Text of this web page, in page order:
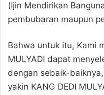
(Ijin Mendirikan
pembubaran maupun
Bahwa untuk itu, Kami
MULYADI dapat
dengan sebaik-
yakin KANG DEDI